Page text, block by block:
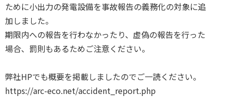
ために小出力の発電設備を事故報告の義務化の対象に追
加しました。
期限内への報告を行わなかったり、虚偽の報告を行った
場合、罰則もあるためご注意ください。
弊社HPでも概要を掲載しましたのでご一読ください。
https://arc-eco.net/accident_report.php